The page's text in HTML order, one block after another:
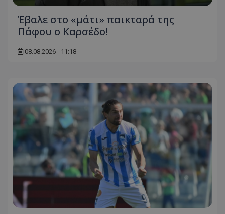
Έβαλε στο «μάτι» παικταρά της
Πάφου ο Καρσέδο!
08.08.2026 - 11:18